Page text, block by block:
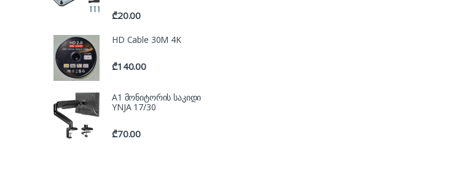
₾20.00
HD Cable 30M 4K
₾140.00
A1 მონიტორის საკიდი
YNJA 17/30
₾70.00